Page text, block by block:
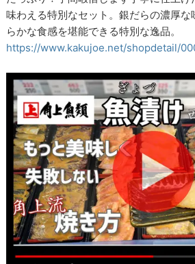
味わえる特別なセット。銀だらの濃厚な
らかな食感を堪能できる特別な逸品。
https://www.kakujoe.net/shopdetail/